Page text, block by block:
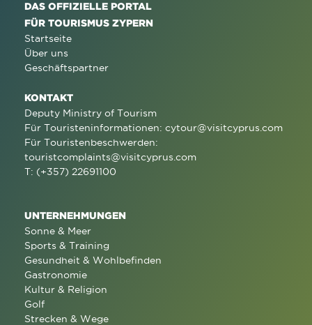
DAS OFFIZIELLE PORTAL
FÜR TOURISMUS ZYPERN
Startseite
Über uns
Geschäftspartner
KONTAKT
Deputy Ministry of Tourism
Für Touristeninformationen: cytour@visitcyprus.com
Für Touristenbeschwerden:
touristcomplaints@visitcyprus.com
T: (+357) 22691100
UNTERNEHMUNGEN
Sonne & Meer
Sports & Training
Gesundheit & Wohlbefinden
Gastronomie
Kultur & Religion
Golf
Strecken & Wege